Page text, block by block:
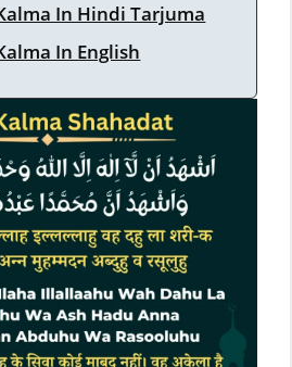
In Hindi Tarjuma
In English